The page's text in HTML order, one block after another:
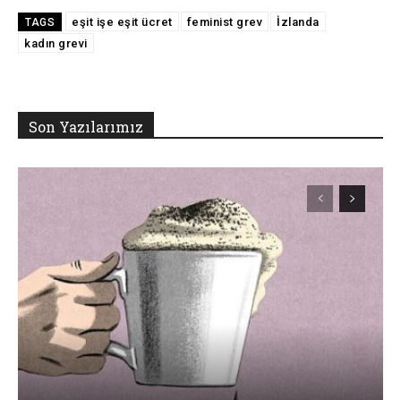
TAGS eşit işe eşit ücret feminist grev
İzlanda
kadın grevi
Son Yazılarımız